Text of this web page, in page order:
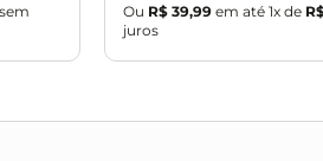
sem
Ou R$ 39,99 em até 1x de
juros